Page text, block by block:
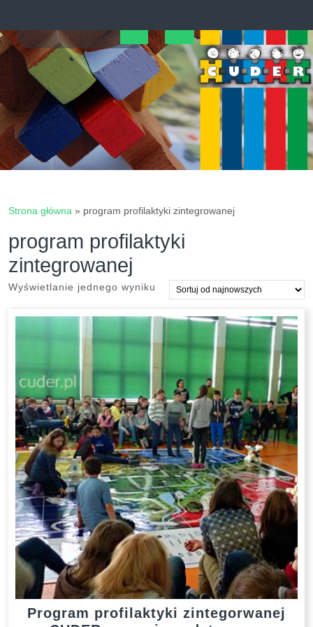
content
Open
Button
Strona główna » program profilaktyki zintegrowanej
program profilaktyki
zintegrowanej
Wyświetlanie jednego wyniku
Program profilaktyki zintegorwanej